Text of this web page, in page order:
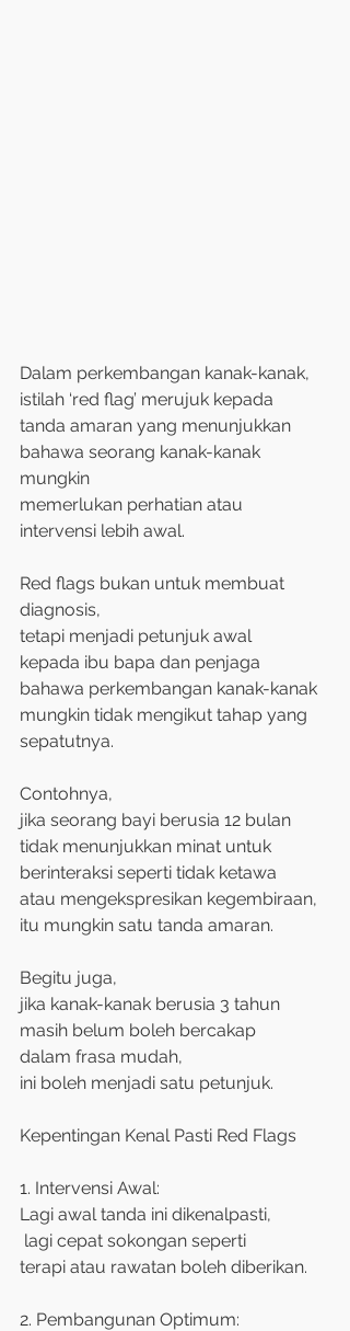
Dalam perkembangan kanak-kanak,
istilah ‘red flag’ merujuk kepada
tanda amaran yang menunjukkan
bahawa seorang kanak-kanak
mungkin
memerlukan perhatian atau
intervensi lebih awal.
Red flags bukan untuk membuat
diagnosis,
tetapi menjadi petunjuk awal
kepada ibu bapa dan penjaga
bahawa perkembangan kanak-kanak
mungkin tidak mengikut tahap yang
sepatutnya.
Contohnya,
jika seorang bayi berusia 12 bulan
tidak menunjukkan minat untuk
berinteraksi seperti tidak ketawa
atau mengekspresikan kegembiraan,
itu mungkin satu tanda amaran.
Begitu juga,
jika kanak-kanak berusia 3 tahun
masih belum boleh bercakap
dalam frasa mudah,
ini boleh menjadi satu petunjuk.
Kepentingan Kenal Pasti Red Flags
1️. Intervensi Awal:
Lagi awal tanda ini dikenalpasti,
lagi cepat sokongan seperti
terapi atau rawatan boleh diberikan.
2️. Pembangunan Optimum: